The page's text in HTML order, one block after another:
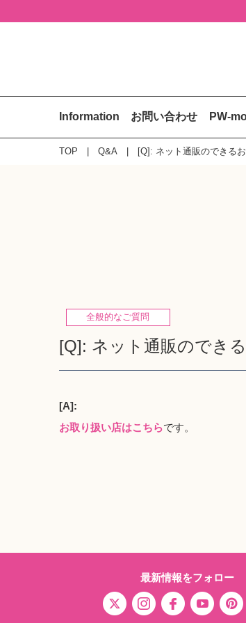
Information お問い合わせ PW-
TOP Q&A [Q]: ネット通販のできる
全般的なご質問
[Q]: ネット通販のでき
[A]:
お取り扱い店はこちらです。
最新情報をフォロー